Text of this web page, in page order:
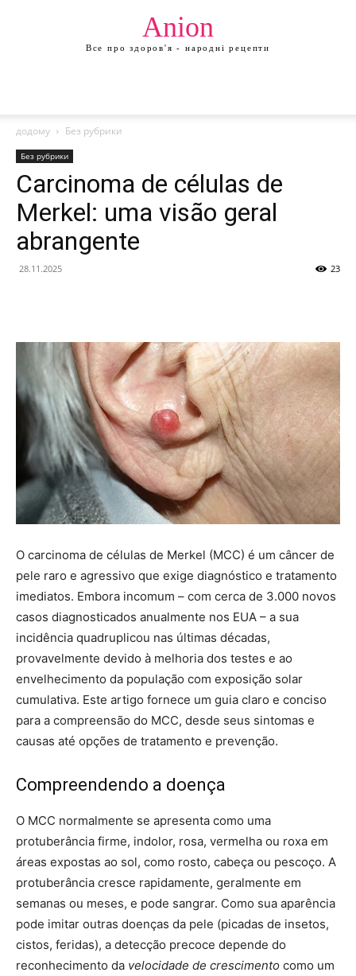
Anion
Все про здоров'я - народні рецепти
додому Без рубрики
Без рубрики
Carcinoma de células de
Merkel: uma visão geral
abrangente
28.11.2025 23
O carcinoma de células de Merkel (MCC) é um câncer de
pele raro e agressivo que exige diagnóstico e tratamento
imediatos. Embora incomum – com cerca de 3.000 novos
casos diagnosticados anualmente nos EUA – a sua
incidência quadruplicou nas últimas décadas,
provavelmente devido à melhoria dos testes e ao
envelhecimento da população com exposição solar
cumulativa. Este artigo fornece um guia claro e conciso
para a compreensão do MCC, desde seus sintomas e
causas até opções de tratamento e prevenção.
Compreendendo a doença
O MCC normalmente se apresenta como uma
protuberância firme, indolor, rosa, vermelha ou roxa em
áreas expostas ao sol, como rosto, cabeça ou pescoço. A
protuberância cresce rapidamente, geralmente em
semanas ou meses, e pode sangrar. Como sua aparência
pode imitar outras doenças da pele (picadas de insetos,
cistos, feridas), a detecção precoce depende do
reconhecimento da velocidade de crescimento como um